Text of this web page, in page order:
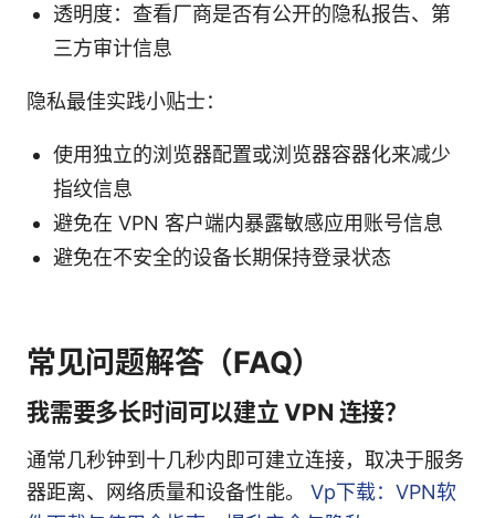
透明度：查看厂商是否有公开的隐私报告、第
三方审计信息
隐私最佳实践小贴士：
使用独立的浏览器配置或浏览器容器化来减少
指纹信息
避免在 VPN 客户端内暴露敏感应用账号信息
避免在不安全的设备长期保持登录状态
常见问题解答（FAQ）
我需要多长时间可以建立 VPN 连接？
通常几秒钟到十几秒内即可建立连接，取决于服务
器距离、网络质量和设备性能。 Vp下载：VPN软